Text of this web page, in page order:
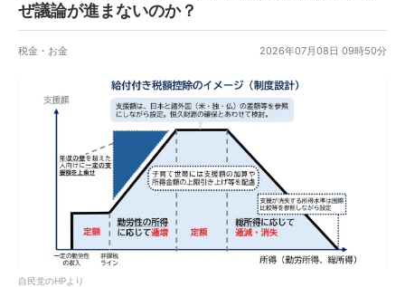
ぜ議論が進まないのか？
税金・お金 2026年07月08日 09時50分
自民党のHPより